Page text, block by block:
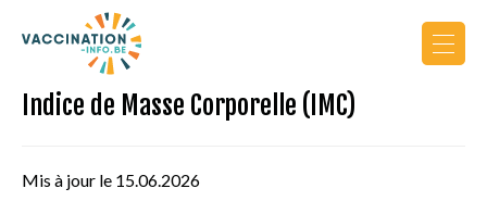
Actualités
Indice de Masse Corporelle (IMC)
Mis à jour le 15.06.2026